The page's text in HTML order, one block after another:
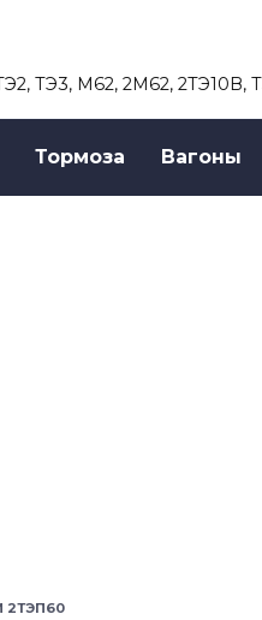
ТЭ3, М62, 2М62,
Тормоза Вагоны
2ТЭП60